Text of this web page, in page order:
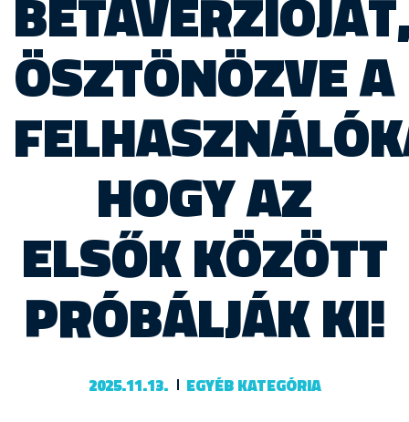
ÖSZTÖNÖZVE A
HOGY AZ
ELSŐK KÖZÖTT
PRÓBÁLJÁK KI!
2025.11.13. EGYÉB KATEGÓRIA